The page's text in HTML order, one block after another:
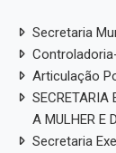
Secretaria
Articulação
SECRETARIA
A MULHER E
Secretaria